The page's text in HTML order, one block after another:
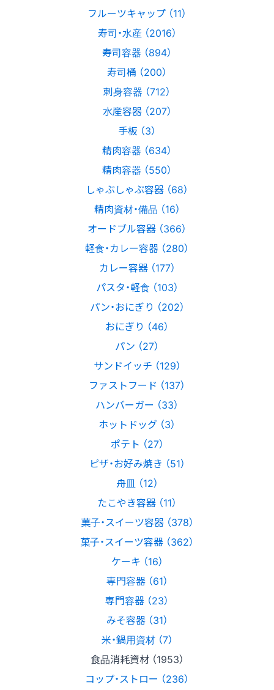
フルーツキャップ （11）
寿司・水産 （2016）
寿司容器 （894）
寿司桶 （200）
刺身容器 （712）
水産容器 （207）
手板 （3）
精肉容器 （634）
精肉容器 （550）
しゃぶしゃぶ容器 （68）
精肉資材・備品 （16）
オードブル容器 （366）
軽食・カレー容器 （280）
カレー容器 （177）
パスタ・軽食 （103）
パン・おにぎり （202）
おにぎり （46）
パン （27）
サンドイッチ （129）
ファストフード （137）
ハンバーガー （33）
ホットドッグ （3）
ポテト （27）
ピザ・お好み焼き （51）
舟皿 （12）
たこやき容器 （11）
菓子・スイーツ容器 （378）
菓子・スイーツ容器 （362）
ケーキ （16）
専門容器 （61）
専門容器 （23）
みそ容器 （31）
米・鍋用資材 （7）
食品消耗資材 （1953）
コップ・ストロー （236）